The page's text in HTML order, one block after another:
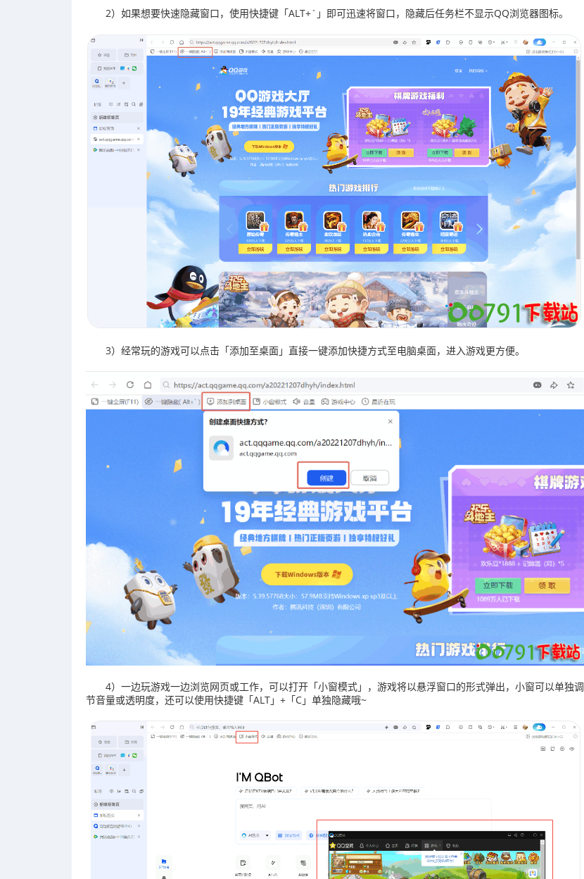
2）如果想要快速隐藏窗口，使用快捷键「ALT+`」即可迅速将窗口，隐藏后任务栏不显示QQ浏览器图标。
3）经常玩的游戏可以点击「添加至桌面」直接一键添加快捷方式至电脑桌面，进入游戏更方便。
4）一边玩游戏一边浏览网页或工作，可以打开「小窗模式」，游戏将以悬浮窗口的形式弹出，小窗可以单独调
节音量或透明度，还可以使用快捷键「ALT」+「C」单独隐藏哦~